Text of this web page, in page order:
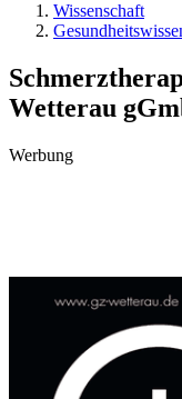
Wissenschaft
Wetterau
Werbung